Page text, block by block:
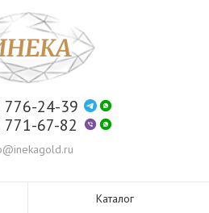
776-24-39
771-67-82
Каталог